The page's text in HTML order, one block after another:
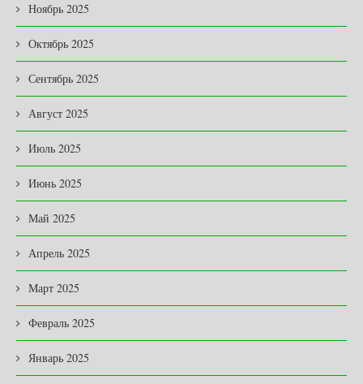
Ноябрь 2025
Октябрь 2025
Сентябрь 2025
Август 2025
Июль 2025
Июнь 2025
Май 2025
Апрель 2025
Март 2025
Февраль 2025
Январь 2025